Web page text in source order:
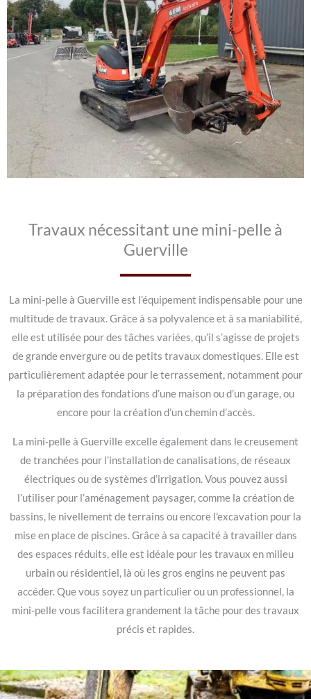
Travaux nécessitant une mini-pelle à
Guerville
La mini-pelle à Guerville est l’équipement indispensable pour une
multitude de travaux. Grâce à sa polyvalence et à sa maniabilité,
elle est utilisée pour des tâches variées, qu’il s’agisse de projets
de grande envergure ou de petits travaux domestiques. Elle est
particulièrement adaptée pour le terrassement, notamment pour
la préparation des fondations d’une maison ou d’un garage, ou
encore pour la création d’un chemin d’accès.
La mini-pelle à Guerville excelle également dans le creusement
de tranchées pour l’installation de canalisations, de réseaux
électriques ou de systèmes d’irrigation. Vous pouvez aussi
l’utiliser pour l’aménagement paysager, comme la création de
bassins, le nivellement de terrains ou encore l’excavation pour la
mise en place de piscines. Grâce à sa capacité à travailler dans
des espaces réduits, elle est idéale pour les travaux en milieu
urbain ou résidentiel, là où les gros engins ne peuvent pas
accéder. Que vous soyez un particulier ou un professionnel, la
mini-pelle vous facilitera grandement la tâche pour des travaux
précis et rapides.